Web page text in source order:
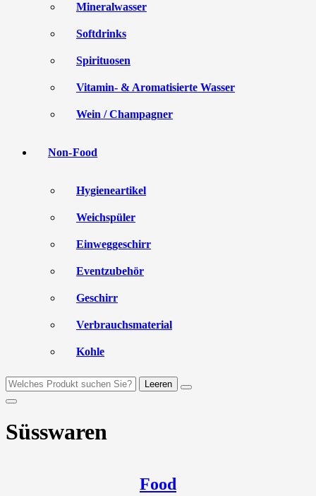
Mineralwasser
Softdrinks
Spirituosen
Vitamin- & Aromatisierte Wasser
Wein / Champagner
Non-Food
Hygieneartikel
Weichspüler
Einweggeschirr
Eventzubehör
Geschirr
Verbrauchsmaterial
Kohle
Leeren
Süsswaren
Food